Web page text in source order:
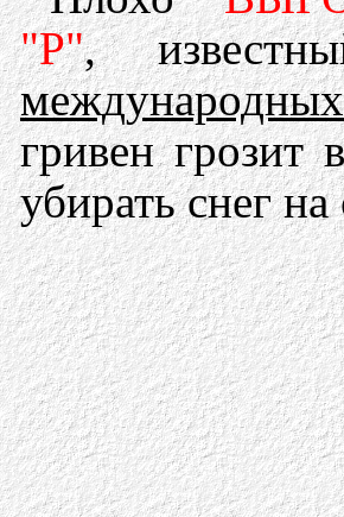
"Р",
гривен грозит
убирать снег